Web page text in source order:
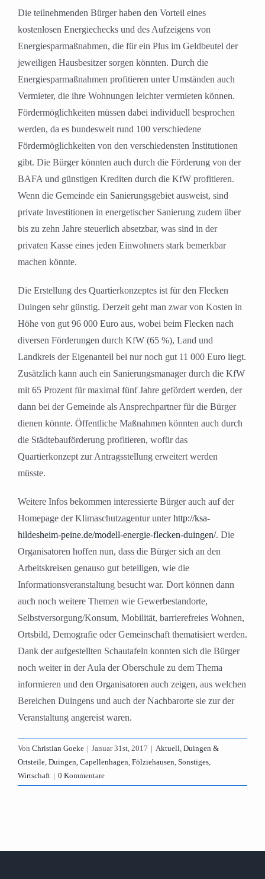
Die teilnehmenden Bürger haben den Vorteil eines
kostenlosen Energiechecks und des Aufzeigens von
Energiesparmaßnahmen, die für ein Plus im Geldbeutel der
jeweiligen Hausbesitzer sorgen könnten. Durch die
Energiesparmaßnahmen profitieren unter Umständen auch
Vermieter, die ihre Wohnungen leichter vermieten können.
Fördermöglichkeiten müssen dabei individuell besprochen
werden, da es bundesweit rund 100 verschiedene
Fördermöglichkeiten von den verschiedensten Institutionen
gibt. Die Bürger könnten auch durch die Förderung von der
BAFA und günstigen Krediten durch die KfW profitieren.
Wenn die Gemeinde ein Sanierungsgebiet ausweist, sind
private Investitionen in energetischer Sanierung zudem über
bis zu zehn Jahre steuerlich absetzbar, was sind in der
privaten Kasse eines jeden Einwohners stark bemerkbar
machen könnte.
Die Erstellung des Quartierkonzeptes ist für den Flecken
Duingen sehr günstig. Derzeit geht man zwar von Kosten in
Höhe von gut 96 000 Euro aus, wobei beim Flecken nach
diversen Förderungen durch KfW (65 %), Land und
Landkreis der Eigenanteil bei nur noch gut 11 000 Euro liegt.
Zusätzlich kann auch ein Sanierungsmanager durch die KfW
mit 65 Prozent für maximal fünf Jahre gefördert werden, der
dann bei der Gemeinde als Ansprechpartner für die Bürger
dienen könnte. Öffentliche Maßnahmen könnten auch durch
die Städtebauförderung profitieren, wofür das
Quartierkonzept zur Antragsstellung erweitert werden
müsste.
Weitere Infos bekommen interessierte Bürger auch auf der
Homepage der Klimaschutzagentur unterhttp://ksa-
hildesheim-peine.de/modell-energie-flecken-duingen/. Die
Organisatoren hoffen nun, dass die Bürger sich an den
Arbeitskreisen genauso gut beteiligen, wie die
Informationsveranstaltung besucht war. Dort können dann
auch noch weitere Themen wie Gewerbestandorte,
Selbstversorgung/Konsum, Mobilität, barrierefreies Wohnen,
Ortsbild, Demografie oder Gemeinschaft thematisiert werden.
Dank der aufgestellten Schautafeln konnten sich die Bürger
noch weiter in der Aula der Oberschule zu dem Thema
informieren und den Organisatoren auch zeigen, aus welchen
Bereichen Duingens und auch der Nachbarorte sie zur der
Veranstaltung angereist waren.
Von Christian Goeke | Januar 31st, 2017 | Aktuell, Duingen &
Ortsteile, Duingen, Capellenhagen, Fölziehausen, Sonstiges,
Wirtschaft | 0 Kommentare